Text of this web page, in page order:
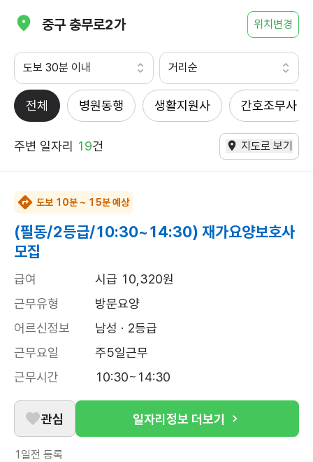
중구 충무로2가 위치변경
도보 30분 이내 거리순
전체 병원동행 생활지원사 간호조무사
주변 일자리 19건 지도로 보기
도보 10분 ~ 15분 예상
(필동/2등급/10:30~14:30) 재가요양보호사
모집
급여
시급 10,320원
근무유형
방문요양
어르신정보
남성 · 2등급
근무요일
주5일근무
근무시간
10:30~14:30
관심 일자리정보 더보기
1일전 등록